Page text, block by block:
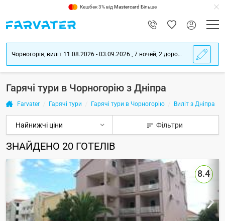
Кешбек 3% від Mastercard Більше
Чорногорія, виліт 11.08.2026 - 03.09.2026 , 7 ночей, 2 дорослих
Гарячі тури в Чорногорію з Дніпра
Farvater Гарячі тури Гарячі тури в Чорногорію Виліт з Дніпра
Фільтри
ЗНАЙДЕНО 20 ГОТЕЛІВ
8.4